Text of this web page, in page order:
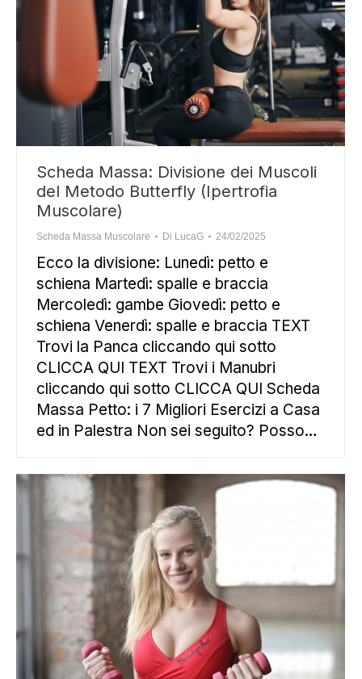
Scheda Massa: Divisione dei Muscoli
del Metodo Butterfly (Ipertrofia
Muscolare)
Scheda Massa Muscolare Di LucaG 24/02/2025
Ecco la divisione: Lunedì: petto e
schiena Martedì: spalle e braccia
Mercoledì: gambe Giovedì: petto e
schiena Venerdì: spalle e braccia TEXT
Trovi la Panca cliccando qui sotto
CLICCA QUI TEXT Trovi i Manubri
cliccando qui sotto CLICCA QUI Scheda
Massa Petto: i 7 Migliori Esercizi a Casa
ed in Palestra Non sei seguito? Posso…